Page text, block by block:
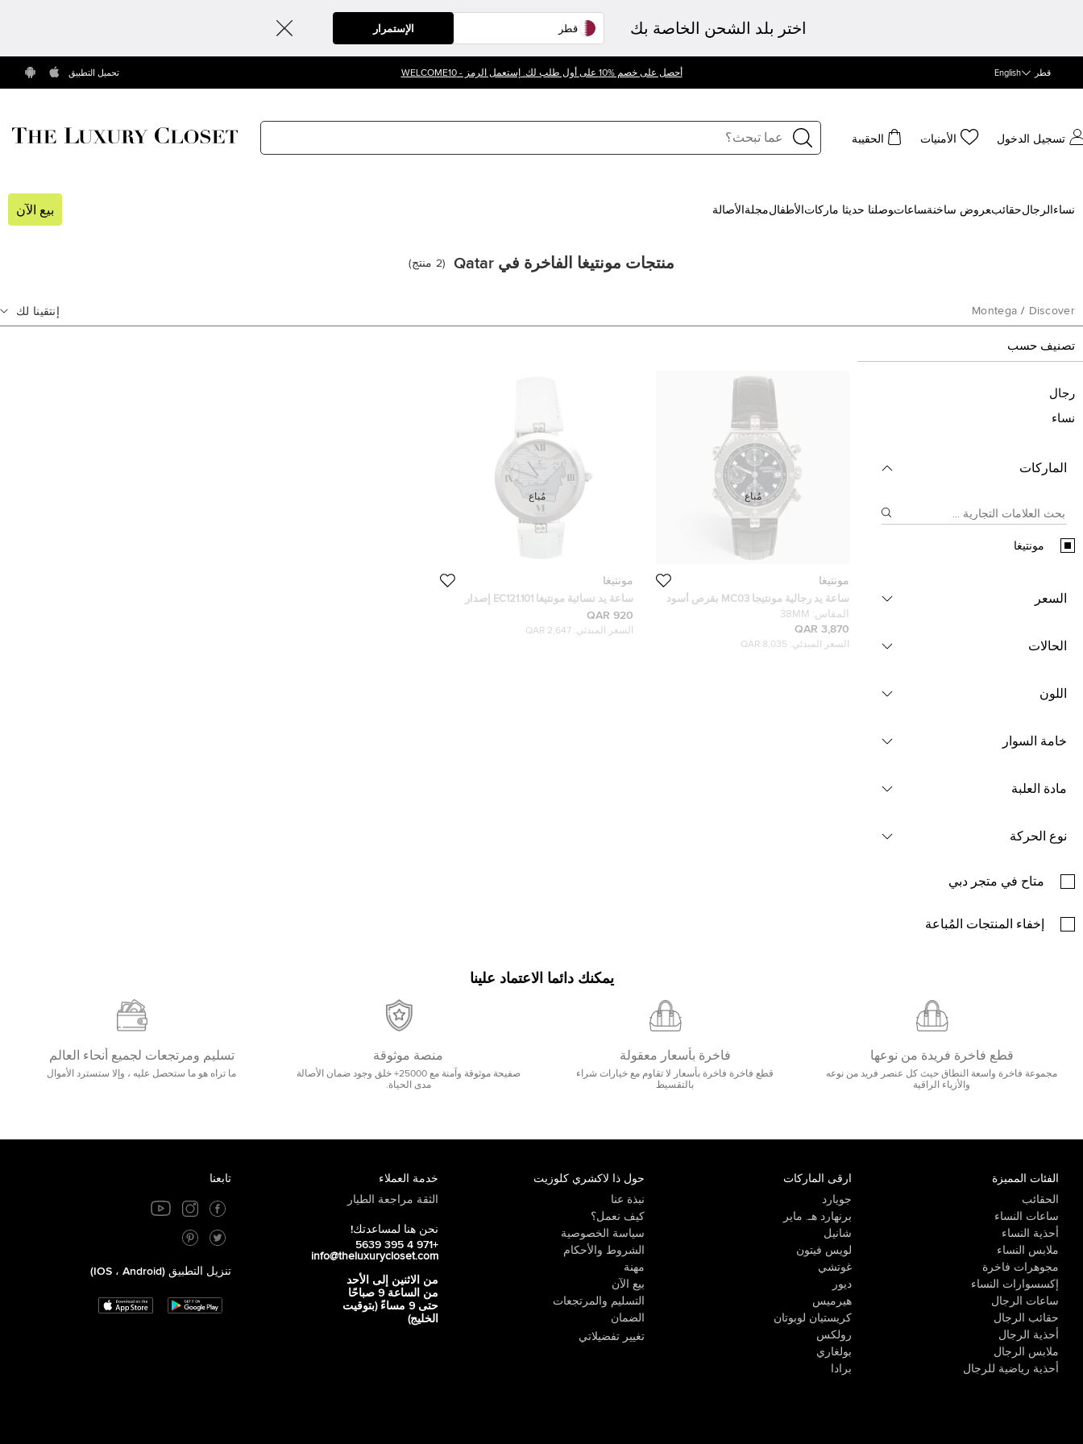
اختر بلد الشحن الخاصة بك الإستمرار
قطر English أحصل على خصم %10 على أول طلب لك. إستعمل الرمز - WELCOME10 تحميل التطبيق
تسجيل الدخول الأمنيات الحقيبة
نساء الرجالحقائب‍عروض ساخنة‍ساعات‍وصلنا حديثا ‍ ماركات الأطفالمجلة الأصالة بيع الآن
منتجات مونتيغا الفاخرة في Qatar (
2 منتج)
Discover
/
Montega إنتقينا لك
تصنيف حسب
رجال
نساء
الماركات
مونتيغا
السعر
الحالات
اللون
خامة السوار
مادة العلبة
نوع الحركة
متاح في متجر دبي
إخفاء المنتجات المُباعة
مونتيغا
ساعة يد رجالية مونتيجا MC03 بقرص أسود
من الستانلس ستيل جلد التمساح 38 مم
المقاس: 38MM
3,870 QAR
السعر المبدئي: 8,035 QAR
مُباع
مونتيغا
ساعة يد نسائية مونتيغا EC121.101 إصدار
مم
920 QAR
السعر المبدئي: 2,647 QAR
مُباع
يمكنك دائما الاعتماد علينا
قطع فاخرة فريدة من نوعها
مجموعة فاخرة واسعة النطاق حيث كل عنصر فريد من نوعه
والأزياء الراقية
فاخرة بأسعار معقولة
قطع فاخرة فاخرة بأسعار لا تقاوم مع خيارات شراء
بالتقسيط
منصة موثوقة
صفيحة موثوقة وآمنة مع 25000+ خلق وجود ضمان الأصالة
مدى الحياة.
تسليم ومرتجعات لجميع أنحاء العالم
ما تراه هو ما ستحصل عليه ، وإلا ستسترد الأموال
الفئات المميزة
الحقائب
ساعات النساء
أحذية النساء
ملابس النساء
مجوهرات فاخرة
إكسسوارات النساء
ساعات الرجال
حقائب الرجال
أحذية الرجال
ملابس الرجال
أحذية رياضية للرجال
ارقى الماركات
جويارد
برنهارد هـ. ماير
شانيل
لويس فيتون
غوتشي
ديور
هيرميس
كريستيان لوبوتان
رولكس
بولغاري
برادا
حول ذا لاكشري كلوزيت
نبذة عنا
كيف نعمل؟
سياسة الخصوصية
الشروط والأحكام
مهنة
بيع الآن
التسليم والمرتجعات
الضمان
تغيير تفضيلاتي
خدمة العملاء
الثقة مراجعة الطيار
نحن هنا لمساعدتك!
+971 4 395 5639
info@theluxurycloset.com
من الاثنين إلى الأحد
من الساعة 9 صباحًا
حتى 9 مساءً (بتوقيت
الخليج)
تابعنا
تنزيل التطبيق (iOS ، Android)